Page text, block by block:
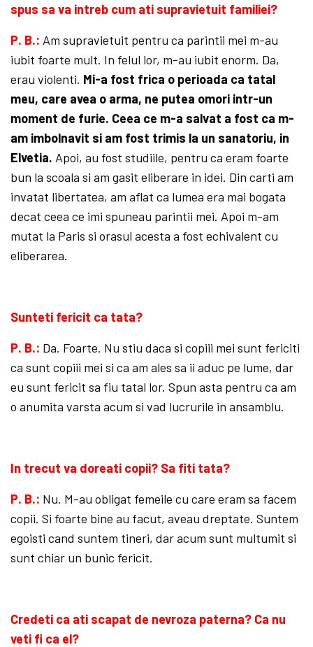
spus sa va intreb cum ati supravietuit familiei?
P. B.: Am supravietuit pentru ca parintii mei m-au
iubit foarte mult. In felul lor, m-au iubit enorm. Da,
erau violenti. Mi-a fost frica o perioada ca tatal
meu, care avea o arma, ne putea omori intr-un
moment de furie. Ceea ce m-a salvat a fost ca m-
am imbolnavit si am fost trimis la un sanatoriu, in
Elvetia. Apoi, au fost studiile, pentru ca eram foarte
bun la scoala si am gasit eliberare in idei. Din carti am
invatat libertatea, am aflat ca lumea era mai bogata
decat ceea ce imi spuneau parintii mei. Apoi m-am
mutat la Paris si orasul acesta a fost echivalent cu
eliberarea.
Sunteti fericit ca tata?
P. B.: Da. Foarte. Nu stiu daca si copiii mei sunt fericiti
ca sunt copiii mei si ca am ales sa ii aduc pe lume, dar
eu sunt fericit sa fiu tatal lor. Spun asta pentru ca am
o anumita varsta acum si vad lucrurile in ansamblu.
In trecut va doreati copii? Sa fiti tata?
P. B.: Nu. M-au obligat femeile cu care eram sa facem
copii. Si foarte bine au facut, aveau dreptate. Suntem
egoisti cand suntem tineri, dar acum sunt multumit si
sunt chiar un bunic fericit.
Credeti ca ati scapat de nevroza pater­na? Ca nu
veti fi ca el?